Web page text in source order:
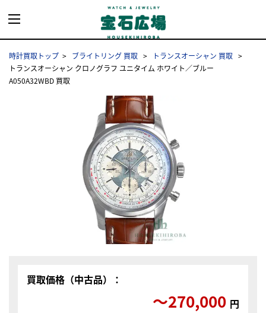
時計買取トップ ブライトリング 買取
トランスオーシャン 買取
トランスオーシャン クロノグラフ ユニタイム ホワイト／ブルー
A050A32WBD 買取
買取価格（中古品）：
〜270,000 円